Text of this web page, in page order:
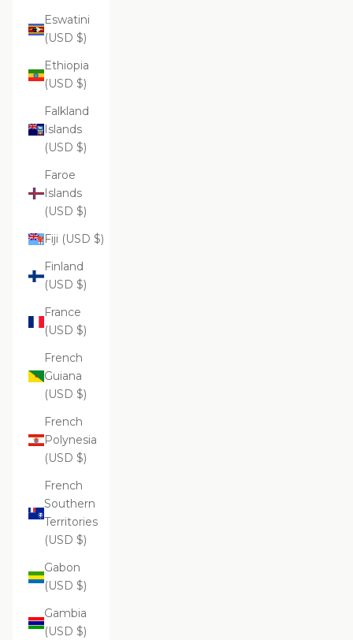
Eswatini
(USD $)
Ethiopia
(USD $)
Falkland
Islands
(USD $)
Faroe
Islands
(USD $)
Fiji (USD $)
Finland
(USD $)
France
(USD $)
French
Guiana
(USD $)
French
Polynesia
(USD $)
French
Southern
Territories
(USD $)
Gabon
(USD $)
Gambia
(USD $)